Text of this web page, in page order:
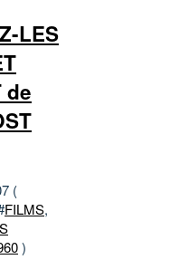
LES
de
(
FILMS,
)